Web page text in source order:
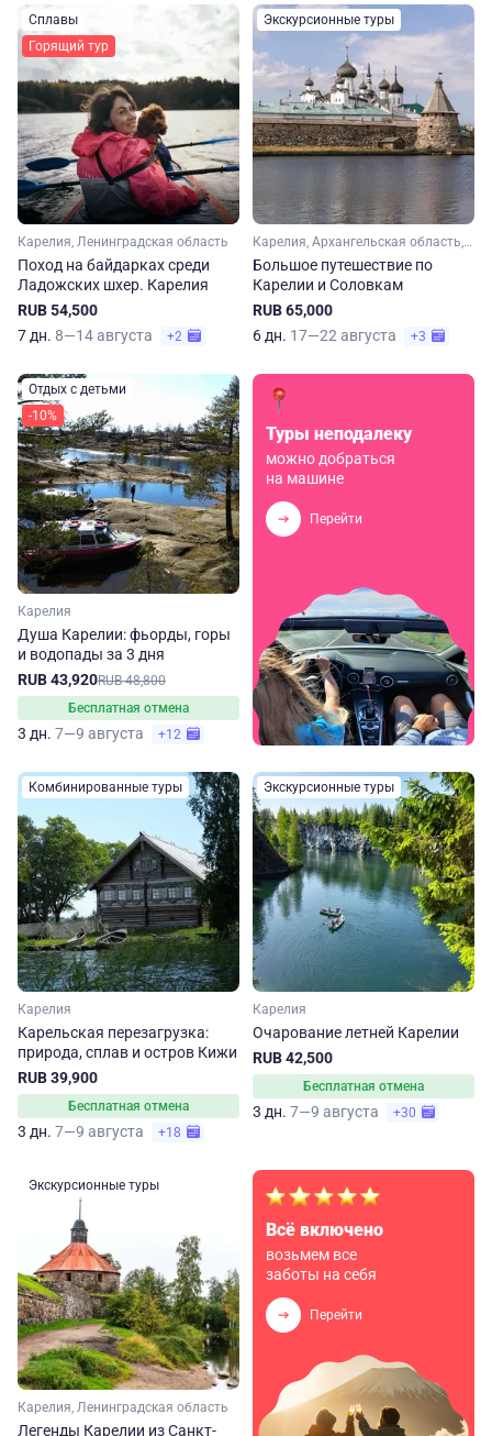
Сплавы
Горящий тур
Карелия, Ленинградская область
Поход на байдарках среди
Ладожских шхер. Карелия
RUB 54,500
7 дн. 8—14 августа +2
Экскурсионные туры
Карелия, Архангельская область, Арктика
Большое путешествие по
Карелии и Соловкам
RUB 65,000
6 дн. 17—22 августа +3
Отдых с детьми
-10%
Карелия
Душа Карелии: фьорды, горы
и водопады за 3 дня
RUB 43,920RUB 48,800
Бесплатная отмена
3 дн. 7—9 августа +12
Туры неподалеку
можно добраться
на машине
Перейти
Комбинированные туры
Карелия
Карельская перезагрузка:
природа, сплав и остров Кижи
RUB 39,900
Бесплатная отмена
3 дн. 7—9 августа +18
Экскурсионные туры
Карелия
Очарование летней Карелии
RUB 42,500
Бесплатная отмена
3 дн. 7—9 августа +30
Экскурсионные туры
Карелия, Ленинградская область
Легенды Карелии из Санкт-
Всё включено
возьмем все
заботы на себя
Перейти